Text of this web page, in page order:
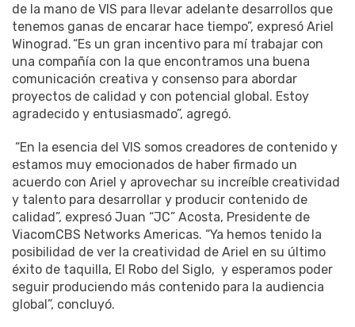
de la mano de VIS para llevar adelante desarrollos que
tenemos ganas de encarar hace tiempo”, expresó Ariel
Winograd. “Es un gran incentivo para mí trabajar con
una compañía con la que encontramos una buena
comunicación creativa y consenso para abordar
proyectos de calidad y con potencial global. Estoy
agradecido y entusiasmado”, agregó.
“En la esencia del VIS somos creadores de contenido y
estamos muy emocionados de haber firmado un
acuerdo con Ariel y aprovechar su increíble creatividad
y talento para desarrollar y producir contenido de
calidad”, expresó Juan “JC” Acosta, Presidente de
ViacomCBS Networks Americas. “Ya hemos tenido la
posibilidad de ver la creatividad de Ariel en su último
éxito de taquilla, El Robo del Siglo, y esperamos poder
seguir produciendo más contenido para la audiencia
global”, concluyó.